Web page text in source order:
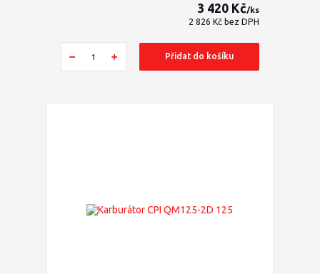
3 420 Kč/ks
2 826 Kč bez DPH
Přidat do košíku